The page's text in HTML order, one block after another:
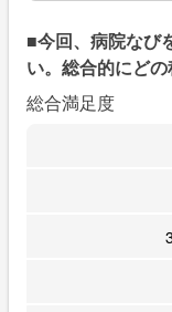
■今回、病院なび
い。総合的にど
総合満足度